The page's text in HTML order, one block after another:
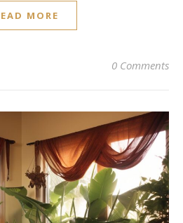
MORE
0 Comments